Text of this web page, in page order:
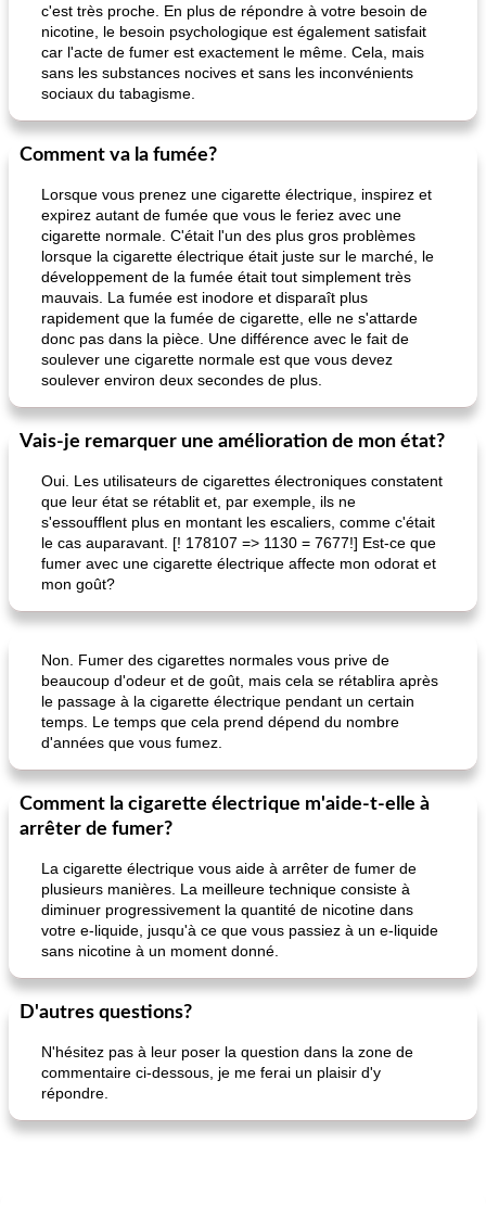
c'est très proche. En plus de répondre à votre besoin de
nicotine, le besoin psychologique est également satisfait
car l'acte de fumer est exactement le même. Cela, mais
sans les substances nocives et sans les inconvénients
sociaux du tabagisme.
Comment va la fumée?
Lorsque vous prenez une cigarette électrique, inspirez et
expirez autant de fumée que vous le feriez avec une
cigarette normale. C'était l'un des plus gros problèmes
lorsque la cigarette électrique était juste sur le marché, le
développement de la fumée était tout simplement très
mauvais. La fumée est inodore et disparaît plus
rapidement que la fumée de cigarette, elle ne s'attarde
donc pas dans la pièce. Une différence avec le fait de
soulever une cigarette normale est que vous devez
soulever environ deux secondes de plus.
Vais-je remarquer une amélioration de mon état?
Oui. Les utilisateurs de cigarettes électroniques constatent
que leur état se rétablit et, par exemple, ils ne
s'essoufflent plus en montant les escaliers, comme c'était
le cas auparavant. [! 178107 => 1130 = 7677!] Est-ce que
fumer avec une cigarette électrique affecte mon odorat et
mon goût?
Non. Fumer des cigarettes normales vous prive de
beaucoup d'odeur et de goût, mais cela se rétablira après
le passage à la cigarette électrique pendant un certain
temps. Le temps que cela prend dépend du nombre
d'années que vous fumez.
Comment la cigarette électrique m'aide-t-elle à
arrêter de fumer?
La cigarette électrique vous aide à arrêter de fumer de
plusieurs manières. La meilleure technique consiste à
diminuer progressivement la quantité de nicotine dans
votre e-liquide, jusqu'à ce que vous passiez à un e-liquide
sans nicotine à un moment donné.
D'autres questions?
N'hésitez pas à leur poser la question dans la zone de
commentaire ci-dessous, je me ferai un plaisir d'y
répondre.